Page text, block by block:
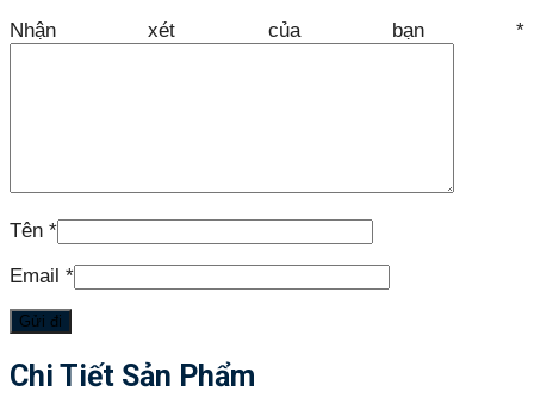
Nhận xét của bạn *
Tên *
Email *
Chi Tiết Sản Phẩm